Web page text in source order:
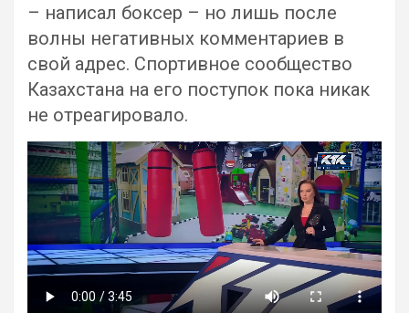
– написал боксер – но лишь после
волны негативных комментариев в
свой адрес. Спортивное сообщество
Казахстана на его поступок пока никак
не отреагировало.